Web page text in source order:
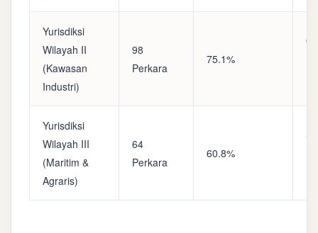
Yurisdiksi
Wilayah II
(Kawasan
Industri)
98
Perkara
75.1%
Yurisdiksi
Wilayah III
(Maritim &
Agraris)
64
Perkara
60.8%